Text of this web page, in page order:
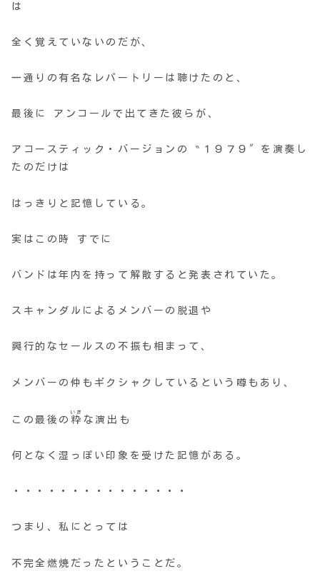
は
全く覚えていないのだが、
一通りの有名なレパートリーは聴けたのと、
最後に アンコールで出てきた彼らが、
アコースティック・バージョンの ‶１９７９″を演奏し
たのだけは
はっきりと記憶している。
実はこの時 すでに
バンドは年内を持って解散すると発表されていた。
スキャンダルによるメンバーの脱退や
興行的なセールスの不振も相まって、
メンバーの仲もギクシャクしているという噂もあり、
この最後の 粋
いき
な演出も
何となく湿っぽい印象を受けた記憶がある。
・・・・・・・・・・・・・・・
つまり、私にとっては
不完全燃焼だったということだ。